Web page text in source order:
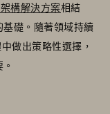
構解決方案相結
基礎。隨著領域持續
做出策略性選擇，